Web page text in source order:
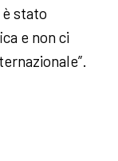
stato
e non ci